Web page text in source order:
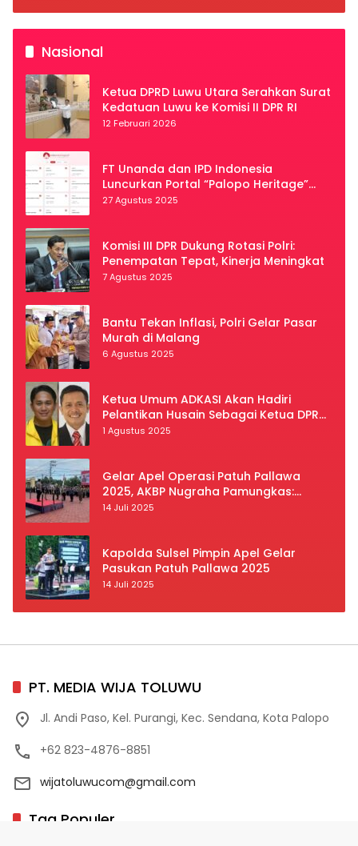
Nasional
Ketua DPRD Luwu Utara Serahkan Surat
Kedatuan Luwu ke Komisi II DPR RI
12 Februari 2026
FT Unanda dan IPD Indonesia
Luncurkan Portal “Palopo Heritage”
Secara Virtual
27 Agustus 2025
Komisi III DPR Dukung Rotasi Polri:
Penempatan Tepat, Kinerja Meningkat
7 Agustus 2025
Bantu Tekan Inflasi, Polri Gelar Pasar
Murah di Malang
6 Agustus 2025
Ketua Umum ADKASI Akan Hadiri
Pelantikan Husain Sebagai Ketua DPRD
Luwu Utara
1 Agustus 2025
Gelar Apel Operasi Patuh Pallawa
2025, AKBP Nugraha Pamungkas:
Kedisiplinan dan Keselamatan Jadi
14 Juli 2025
Kapolda Sulsel Pimpin Apel Gelar
Pasukan Patuh Pallawa 2025
14 Juli 2025
PT. MEDIA WIJA TOLUWU
Jl. Andi Paso, Kel. Purangi, Kec. Sendana, Kota Palopo
+62 823-4876-8851
wijatoluwucom@gmail.com
Tag Populer